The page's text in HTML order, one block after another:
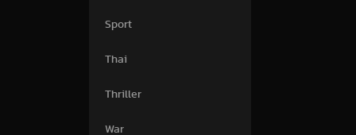
Sport
Thai
Thriller
War